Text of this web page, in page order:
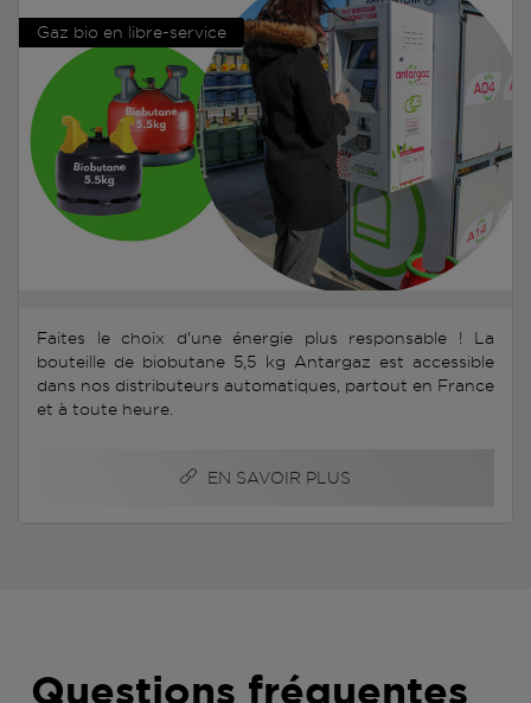
Gaz bio en libre-service
Faites le choix d'une énergie plus responsable ! La
bouteille de biobutane 5,5 kg Antargaz est accessible
dans nos distributeurs automatiques, partout en France
et à toute heure.
EN SAVOIR PLUS
Questions fréquentes